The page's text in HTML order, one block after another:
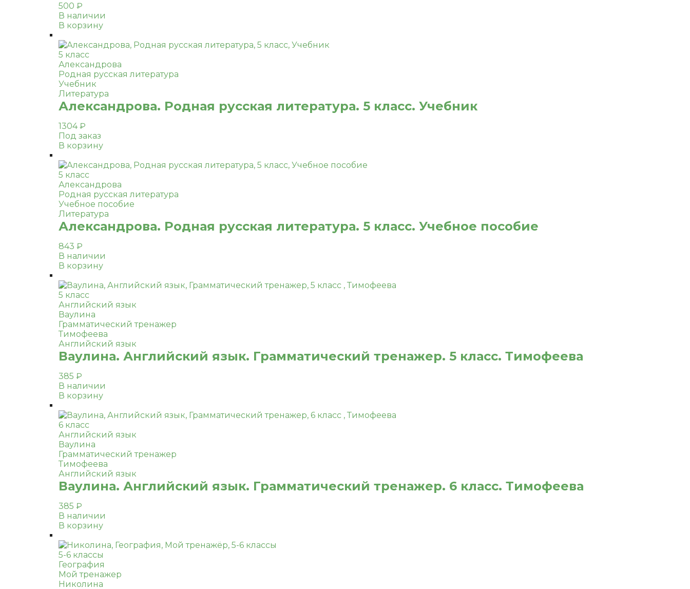
500 ₽
В наличии
В корзину
5 класс
Александрова
Родная русская литература
Учебник
Литература
Александрова. Родная русская литература. 5 класс. Учебник
1304₽
Под заказ
В корзину
5 класс
Александрова
Родная русская литература
Учебное пособие
Литература
Александрова. Родная русская литература. 5 класс. Учебное пособие
843 ₽
В наличии
В корзину
5 класс
Английский язык
Ваулина
Грамматический тренажер
Тимофеева
Английский язык
Ваулина. Английский язык. Грамматический тренажер. 5 класс. Тимофеева
385 ₽
В наличии
В корзину
6 класс
Английский язык
Ваулина
Грамматический тренажер
Тимофеева
Английский язык
Ваулина. Английский язык. Грамматический тренажер. 6 класс. Тимофеева
385 ₽
В наличии
В корзину
5-6 классы
География
Мой тренажер
Николина